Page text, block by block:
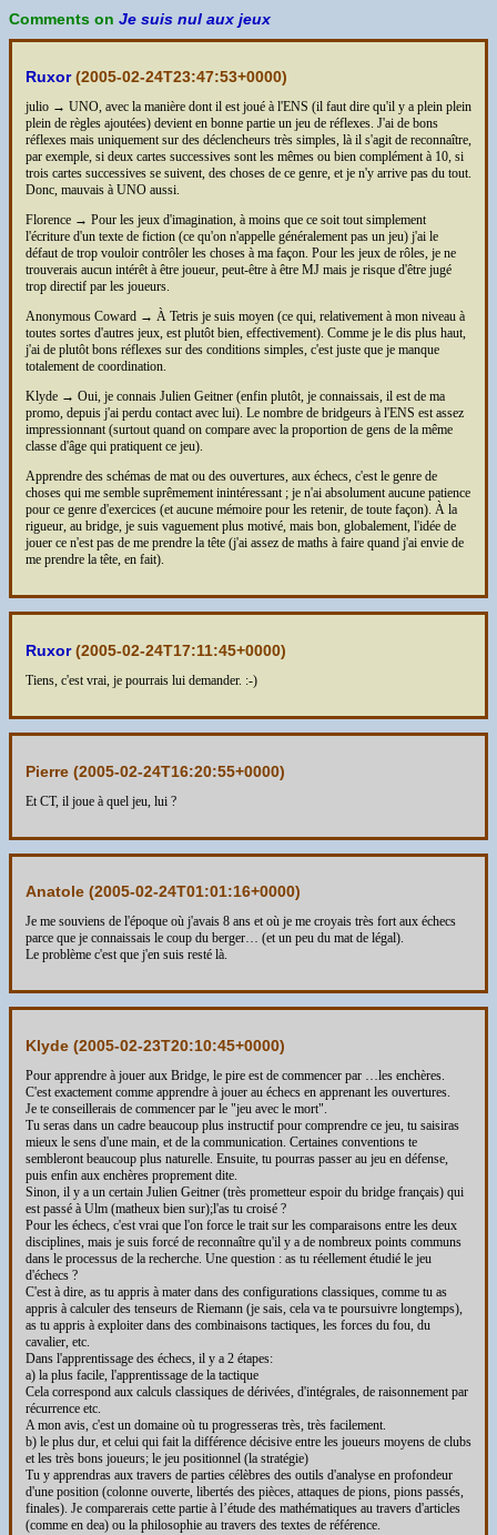
Comments on Je suis nul aux jeux
Ruxor(2005-02-24T23:47:53+0000)
julio → UNO, avec la manière dont il est joué à l'ENS (il faut dire qu'il y a plein plein
plein de règles ajoutées) devient en bonne partie un jeu de réflexes. J'ai de bons
réflexes mais uniquement sur des déclencheurs très simples, là il s'agit de reconnaître,
par exemple, si deux cartes successives sont les mêmes ou bien complément à 10, si
trois cartes successives se suivent, des choses de ce genre, et je n'y arrive pas du tout.
Donc, mauvais à UNO aussi.
Florence → Pour les jeux d'imagination, à moins que ce soit tout simplement
l'écriture d'un texte de fiction (ce qu'on n'appelle généralement pas un jeu) j'ai le
défaut de trop vouloir contrôler les choses à ma façon. Pour les jeux de rôles, je ne
trouverais aucun intérêt à être joueur, peut-être à être MJ mais je risque d'être jugé
trop directif par les joueurs.
Anonymous Coward → À Tetris je suis moyen (ce qui, relativement à mon niveau à
toutes sortes d'autres jeux, est plutôt bien, effectivement). Comme je le dis plus haut,
j'ai de plutôt bons réflexes sur des conditions simples, c'est juste que je manque
totalement de coordination.
Klyde → Oui, je connais Julien Geitner (enfin plutôt, je connaissais, il est de ma
promo, depuis j'ai perdu contact avec lui). Le nombre de bridgeurs à l'ENS est assez
impressionnant (surtout quand on compare avec la proportion de gens de la même
classe d'âge qui pratiquent ce jeu).
Apprendre des schémas de mat ou des ouvertures, aux échecs, c'est le genre de
choses qui me semble suprêmement inintéressant ; je n'ai absolument aucune patience
pour ce genre d'exercices (et aucune mémoire pour les retenir, de toute façon). À la
rigueur, au bridge, je suis vaguement plus motivé, mais bon, globalement, l'idée de
jouer ce n'est pas de me prendre la tête (j'ai assez de maths à faire quand j'ai envie de
me prendre la tête, en fait).
Ruxor(2005-02-24T17:11:45+0000)
Tiens, c'est vrai, je pourrais lui demander. :-)
Pierre (2005-02-24T16:20:55+0000)
Et CT, il joue à quel jeu, lui ?
Anatole (2005-02-24T01:01:16+0000)
Je me souviens de l'époque où j'avais 8 ans et où je me croyais très fort aux échecs
parce que je connaissais le coup du berger… (et un peu du mat de légal).
Le problème c'est que j'en suis resté là.
Klyde (2005-02-23T20:10:45+0000)
Pour apprendre à jouer aux Bridge, le pire est de commencer par …les enchères.
C'est exactement comme apprendre à jouer au échecs en apprenant les ouvertures.
Je te conseillerais de commencer par le "jeu avec le mort".
Tu seras dans un cadre beaucoup plus instructif pour comprendre ce jeu, tu saisiras
mieux le sens d'une main, et de la communication. Certaines conventions te
sembleront beaucoup plus naturelle. Ensuite, tu pourras passer au jeu en défense,
puis enfin aux enchères proprement dite.
Sinon, il y a un certain Julien Geitner (très prometteur espoir du bridge français) qui
est passé à Ulm (matheux bien sur);l'as tu croisé ?
Pour les échecs, c'est vrai que l'on force le trait sur les comparaisons entre les deux
disciplines, mais je suis forcé de reconnaître qu'il y a de nombreux points communs
dans le processus de la recherche. Une question : as tu réellement étudié le jeu
d'échecs ?
C'est à dire, as tu appris à mater dans des configurations classiques, comme tu as
appris à calculer des tenseurs de Riemann (je sais, cela va te poursuivre longtemps),
as tu appris à exploiter dans des combinaisons tactiques, les forces du fou, du
cavalier, etc.
Dans l'apprentissage des échecs, il y a 2 étapes:
a) la plus facile, l'apprentissage de la tactique
Cela correspond aux calculs classiques de dérivées, d'intégrales, de raisonnement par
récurrence etc.
A mon avis, c'est un domaine où tu progresseras très, très facilement.
b) le plus dur, et celui qui fait la différence décisive entre les joueurs moyens de clubs
et les très bons joueurs; le jeu positionnel (la stratégie)
Tu y apprendras aux travers de parties célèbres des outils d'analyse en profondeur
d'une position (colonne ouverte, libertés des pièces, attaques de pions, pions passés,
finales). Je comparerais cette partie à l’étude des mathématiques au travers d'articles
(comme en dea) ou la philosophie au travers des textes de référence.